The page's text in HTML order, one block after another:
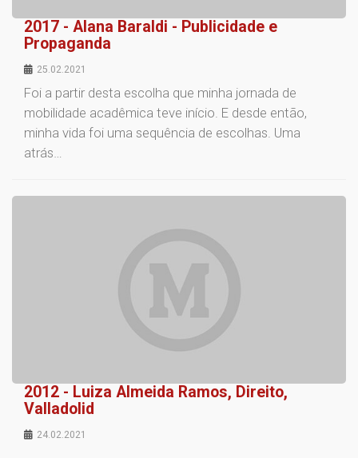
2017 - Alana Baraldi - Publicidade e
Propaganda
25.02.2021
Foi a partir desta escolha que minha jornada de
mobilidade acadêmica teve início. E desde então,
minha vida foi uma sequência de escolhas. Uma
atrás…
2012 - Luiza Almeida Ramos, Direito,
Valladolid
24.02.2021